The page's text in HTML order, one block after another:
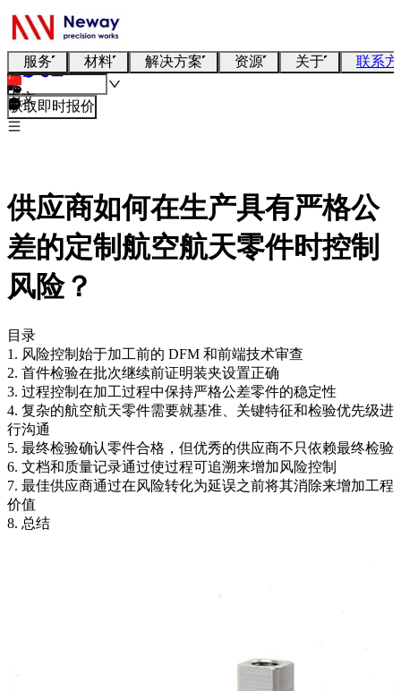
服务 材料 解决方案 资源 关于 联系
中文
获取即时报价
供应商如何在生产具有严格公
差的定制航空航天零件时控制
风险？
目录
1. 风险控制始于加工前的 DFM 和前端技术审查
2. 首件检验在批次继续前证明装夹设置正确
3. 过程控制在加工过程中保持严格公差零件的稳定性
4. 复杂的航空航天零件需要就基准、关键特征和检验优先级进
行沟通
5. 最终检验确认零件合格，但优秀的供应商不只依赖最终检验
6. 文档和质量记录通过使过程可追溯来增加风险控制
7. 最佳供应商通过在风险转化为延误之前将其消除来增加工程
价值
8. 总结